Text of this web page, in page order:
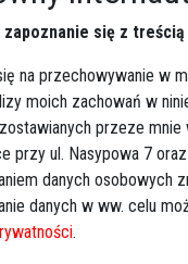
zapoznanie się z
na przechowywanie w
moich zachowań w
przeze
przy ul. Nasypowa 7
danych osobowych
danych w ww. celu
.